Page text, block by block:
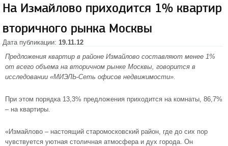
На Измайлово приходится 1% квартир
вторичного рынка Москвы
Дата публикации: 19.11.12
Предложения квартир в районе Измайлово составляют менее 1%
от всего объема на вторичном рынке Москвы, говорится в
исследовании «МИЭЛЬ-Сеть офисов недвижимости».
При этом порядка 13,3% предложения приходится на комнаты, 86,7%
– на квартиры.
«Измайлово – настоящий старомосковский район, где до сих пор
чувствуется уютная столичная атмосфера и дух города. Он